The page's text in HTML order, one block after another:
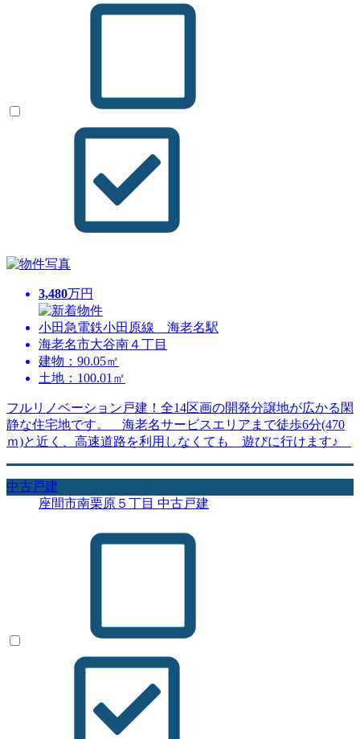
3,480万円
小田急電鉄小田原線 海老名駅
海老名市大谷南４丁目
建物：90.05㎡
土地：100.01㎡
フルリノベーション戸建！全14区画の開発分譲地が広かる閑
静な住宅地です。 海老名サービスエリアまで徒歩6分(470
ｍ)と近く、高速道路を利用しなくても 遊びに行けます♪
中古戸建
座間市南栗原５丁目 中古戸建